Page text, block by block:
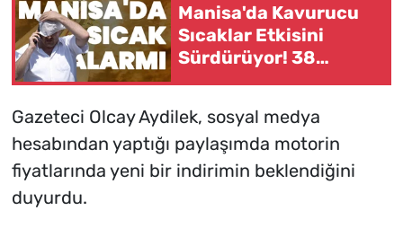
Manisa'da Kavurucu
Sıcaklar Etkisini
Sürdürüyor! 38
Derece Uyarısı
Gazeteci Olcay Aydilek, sosyal medya
hesabından yaptığı paylaşımda motorin
fiyatlarında yeni bir indirimin beklendiğini
duyurdu.